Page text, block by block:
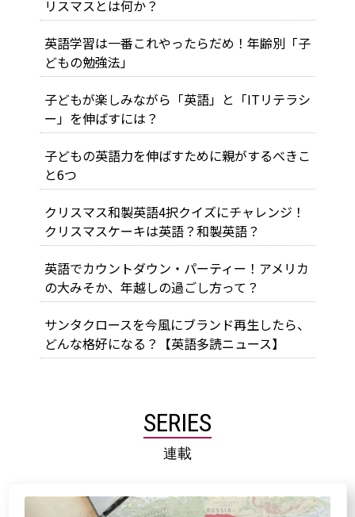
リスマスとは何か？
英語学習は一番これやったらだめ！年齢別「子
どもの勉強法」
子どもが楽しみながら「英語」と「ITリテラシ
ー」を伸ばすには？
子どもの英語力を伸ばすために親がするべきこ
と6つ
クリスマス和製英語4択クイズにチャレンジ！
クリスマスケーキは英語？和製英語？
英語でカウントダウン・パーティー！アメリカ
の大みそか、年越しの過ごし方って？
サンタクロースを今風にブランド再生したら、
どんな格好になる？【英語多読ニュース】
SERIES
連載